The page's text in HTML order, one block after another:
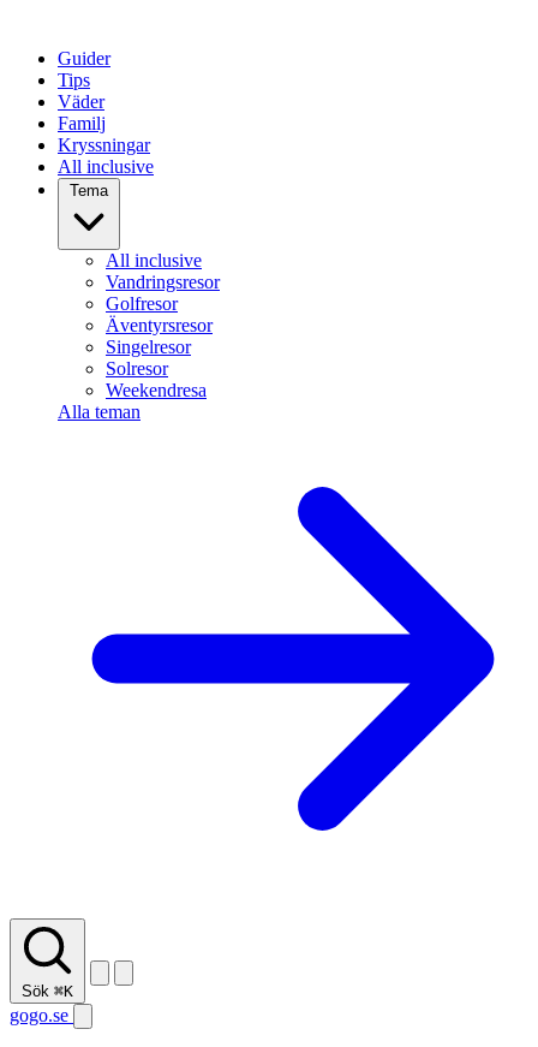
Guider
Tips
Väder
Familj
Kryssningar
All inclusive
Tema
All inclusive
Vandringsresor
Golfresor
Äventyrsresor
Singelresor
Solresor
Weekendresa
Alla teman
Sök ⌘K
gogo.se